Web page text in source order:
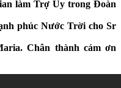
làm Trợ Úy trong Đoàn
phúc Nước Trời cho Sr
Chân thành cám ơn